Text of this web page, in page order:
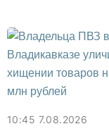
10:45 7.08.2026